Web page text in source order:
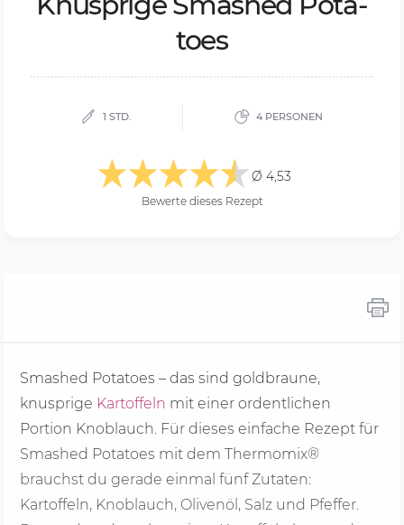
to­es
1 STD. 4 PERSONEN
Ø 4,53
Bewerte dieses Rezept
Smashed Potatoes – das sind goldbraune,
knusprige Kartoffeln mit einer ordentlichen
Portion Knoblauch. Für dieses einfache Rezept für
Smashed Potatoes mit dem Thermomix®
brauchst du gerade einmal fünf Zutaten:
Kartoffeln, Knoblauch, Olivenöl, Salz und Pfeffer.